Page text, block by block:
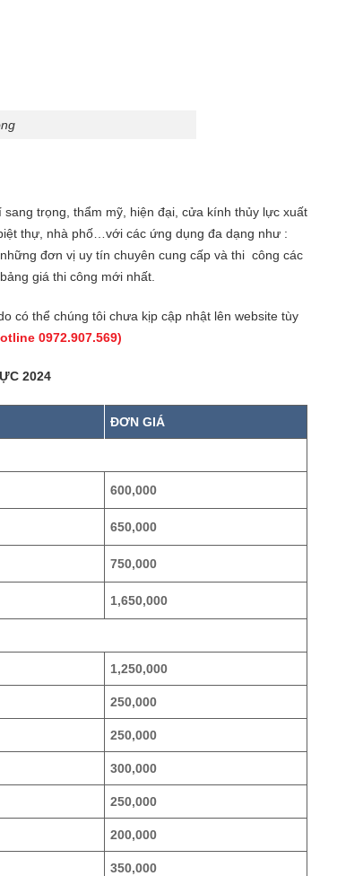
trọng, thẩm mỹ, hiện đại, cửa kính thủy lực xuất
thự, nhà phố…với các ứng dụng đa dạng như :
đơn vị uy tín chuyên cung cấp và thi công các
giá thi công mới nhất.
có thể chúng tôi chưa kịp cập nhật lên website tùy
0972.907.569)
2024
ĐƠN GIÁ
600,000
650,000
750,000
1,650,000
1,250,000
250,000
250,000
300,000
250,000
200,000
350,000